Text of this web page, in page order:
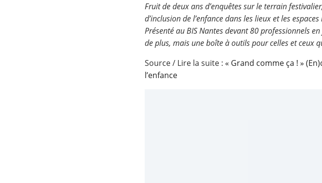
Fruit de deux ans d’enquêtes sur le terrain
d’inclusion de l’enfance dans les lieux et les
Présenté au BIS Nantes devant 80 professionnels
de plus, mais une boîte à outils pour celles et ceux
Source / Lire la suite : « Grand comme ça ! »
l’enfance